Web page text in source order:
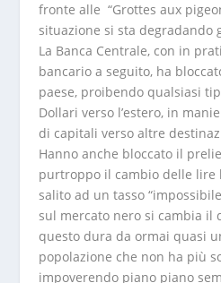
fronte alle “Grottes aux
situazione si sta degradando
La Banca Centrale, con in
bancario a seguito, ha
paese, proibendo qualsiasi
Dollari verso l’estero, in
di capitali verso altre
Hanno anche bloccato il
purtroppo il cambio delle lire
salito ad un tasso
sul mercato nero si cambia il
questo dura da ormai quasi
popolazione che non ha più
impoverendo piano piano